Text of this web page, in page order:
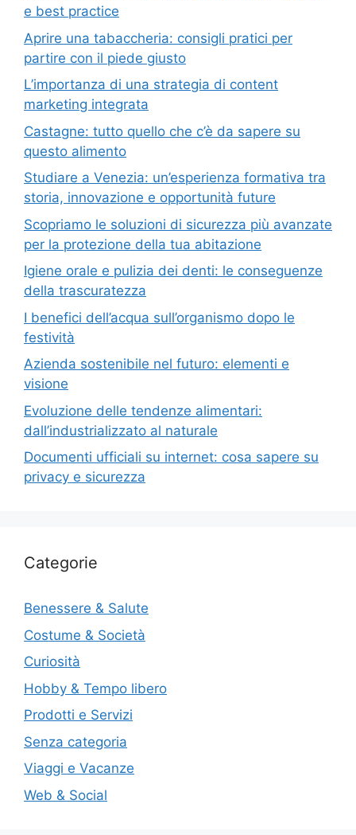
e best practice
Aprire una tabaccheria: consigli pratici per
partire con il piede giusto
L’importanza di una strategia di content
marketing integrata
Castagne: tutto quello che c’è da sapere su
questo alimento
Studiare a Venezia: un’esperienza formativa tra
storia, innovazione e opportunità future
Scopriamo le soluzioni di sicurezza più avanzate
per la protezione della tua abitazione
Igiene orale e pulizia dei denti: le conseguenze
della trascuratezza
I benefici dell’acqua sull’organismo dopo le
festività
Azienda sostenibile nel futuro: elementi e
visione
Evoluzione delle tendenze alimentari:
dall’industrializzato al naturale
Documenti ufficiali su internet: cosa sapere su
privacy e sicurezza
Categorie
Benessere & Salute
Costume & Società
Curiosità
Hobby & Tempo libero
Prodotti e Servizi
Senza categoria
Viaggi e Vacanze
Web & Social